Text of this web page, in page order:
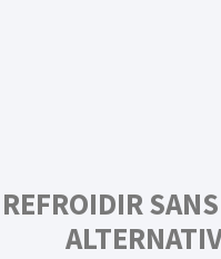
REFROIDIR